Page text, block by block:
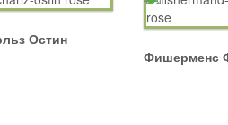
Остин
Фишерменс